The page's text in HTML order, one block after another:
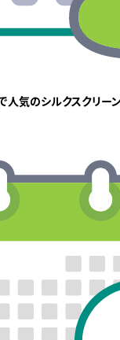
人気のシルクスクリー